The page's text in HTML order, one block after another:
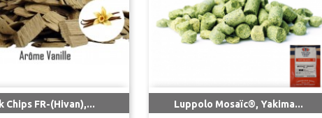
Chips FR-(Hivan),...
Anteprima Luppolo Mosaïc®, Yakima...
Anteprima